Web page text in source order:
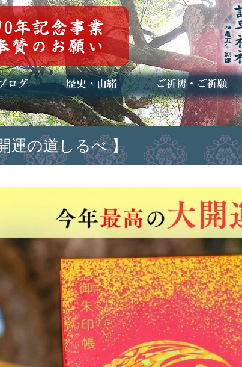
百万) 歴史・ご祭神
年中行事
メディア掲載 ご祈祷・ご祈願とは
安産祈願
初宮参り
七五三詣
長寿のお祝い
神前結婚式
厄祓い・方位除け
車のお祓い
地鎮祭
神葬祭（神式の葬儀）
運の道しるべ 】